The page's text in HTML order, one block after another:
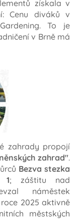
získala v
Cenu diváků v
To je
v Brně má
zahrady propojí
zahrad".
Bezva stezka
1; záštitu nad
náměstek
2025 aktivně
městských